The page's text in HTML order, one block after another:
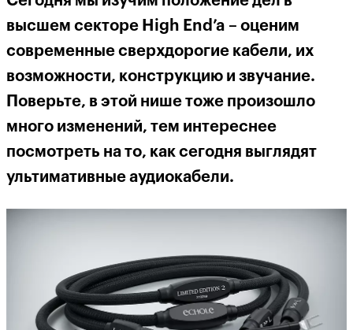
высшем секторе High End ’a – оценим
современные сверхдорогие кабели, их
возможности, конструкцию и звучание.
Поверьте, в этой нише тоже произошло
много изменений, тем интереснее
посмотреть на то, как сегодня выглядят
ультимативные аудиокабели.